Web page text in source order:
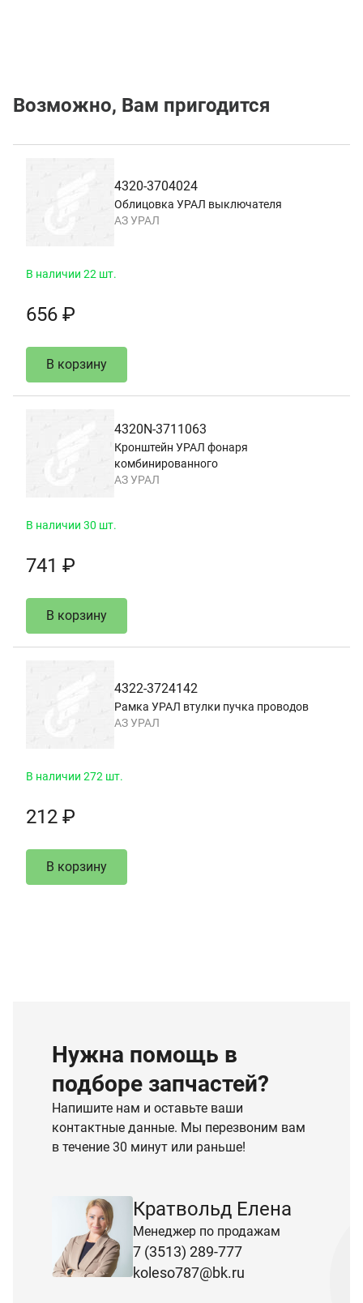
Возможно, Вам пригодится
4320-3704024
Облицовка УРАЛ выключателя
АЗ УРАЛ
В наличии 22 шт.
656 ₽
В корзину
4320N-3711063
Кронштейн УРАЛ фонаря
комбинированного
АЗ УРАЛ
В наличии 30 шт.
741 ₽
В корзину
4322-3724142
Рамка УРАЛ втулки пучка проводов
АЗ УРАЛ
В наличии 272 шт.
212 ₽
В корзину
Нужна помощь в
подборе запчастей?
Напишите нам и оставьте ваши
контактные данные. Мы перезвоним вам
в течение 30 минут или раньше!
Кратвольд Елена
Менеджер по продажам
7 (3513) 289-777
koleso787@bk.ru